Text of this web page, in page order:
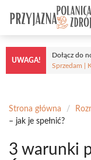
treści
UWAGA!
Dołącz do
Sprzedam |
Strona główna /
– jak je spełnić?
3 warunki